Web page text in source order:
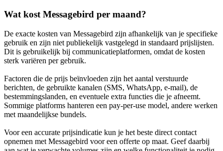
Wat kost Messagebird per maand?
De exacte kosten van Messagebird zijn afhankelijk van je specifieke
gebruik en zijn niet publiekelijk vastgelegd in standaard prijslijsten.
Dit is gebruikelijk bij communicatieplatformen, omdat de kosten
sterk variëren per gebruik.
Factoren die de prijs beïnvloeden zijn het aantal verstuurde
berichten, de gebruikte kanalen (SMS, WhatsApp, e-mail), de
bestemmingslanden, en eventuele extra functies die je afneemt.
Sommige platforms hanteren een pay-per-use model, andere werken
met maandelijkse bundels.
Voor een accurate prijsindicatie kun je het beste direct contact
opnemen met Messagebird voor een offerte op maat. Geef daarbij